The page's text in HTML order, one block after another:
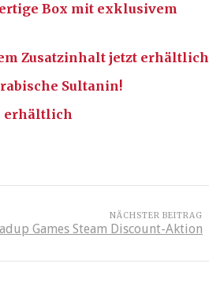
Box mit exklusivem
Zusatzinhalt jetzt erhältlich
Sultanin!
erhältlich
NÄCHSTER BEITRAG
Games Steam Discount-Aktion